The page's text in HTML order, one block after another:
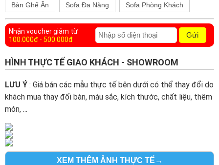
Bàn Ghế Ăn Sofa Đa Năng Sofa Phòng Khách
Nhận voucher giảm từ
100.000đ - 500.000đ
Gửi
HÌNH THỰC TẾ GIAO KHÁCH - SHOWROOM
LƯU Ý : Giá bán các mẫu thực tế bên dưới có thể thay đổi do
khách mua thay đổi bàn, màu sắc, kích thước, chất liệu, thêm
món, ...
XEM THÊM ẢNH THỰC TẾ→